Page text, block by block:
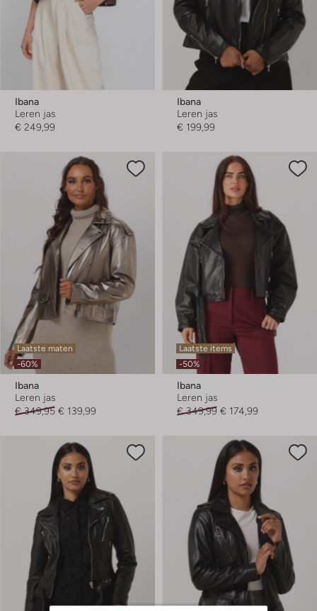
Ibana
Leren jas
€ 249,99
Ibana
Leren jas
€ 199,99
Laatste maten
-60%
Ibana
Leren jas
€ 349,95 € 139,99
Laatste items
-50%
Ibana
Leren jas
€ 349,99 € 174,99